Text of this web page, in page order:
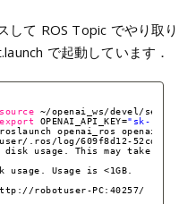
て ROS Topic でやり取り
で起動しています．
source ~/openai_ws/devel/setup
export OPENAI_API_KEY="sk-..."
roslaunch openai_ros
.ros /log/609f8d12-52cd-11ee-
disk usage. This may take a
usage. Usage is <1GB.
//robotuser-PC:40257/